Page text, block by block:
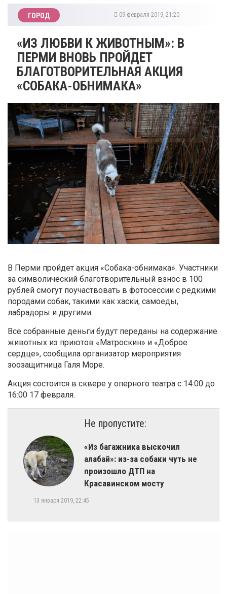
ГОРОД 09 февраля 2019, 21:20
«ИЗ ЛЮБВИ К ЖИВОТНЫМ»: В
ПЕРМИ ВНОВЬ ПРОЙДЕТ
БЛАГОТВОРИТЕЛЬНАЯ АКЦИЯ
«СОБАКА-ОБНИМАКА»
В Перми пройдет акция «Собака-обнимака». Участники
за символический благотворительный взнос в 100
рублей смогут поучаствовать в фотосессии с редкими
породами собак, такими как хаски, самоеды,
лабрадоры и другими.
Все собранные деньги будут переданы на содержание
животных из приютов «Матроскин» и «Доброе
сердце», сообщила организатор мероприятия
зоозащитница Галя Море.
Акция состоится в сквере у оперного театра с 14:00 до
16:00 17 февраля.
Не пропустите:
«Из багажника выскочил
алабай»: из-за собаки чуть не
произошло ДТП на
Красавинском мосту
13 января 2019, 22:45